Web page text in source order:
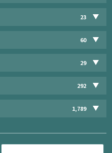
23
60
29
292
1,789